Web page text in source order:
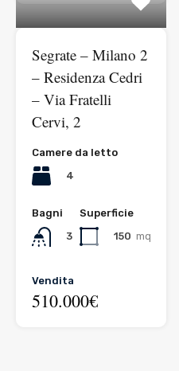
Segrate – Milano 2
– Residenza Cedri
– Via Fratelli
Cervi, 2
Camere da letto
4
Bagni
3
Superficie
150 mq
Vendita
510.000€